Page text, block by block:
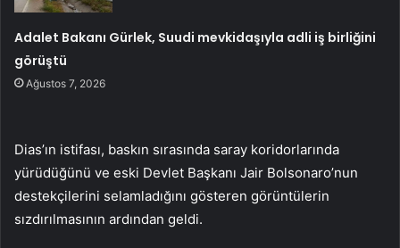
Adalet Bakanı Gürlek, Suudi mevkidaşıyla adli iş birliğini
görüştü
Ağustos 7, 2026
Dias’ın istifası, baskın sırasında saray koridorlarında
yürüdüğünü ve eski Devlet Başkanı Jair Bolsonaro’nun
destekçilerini selamladığını gösteren görüntülerin
sızdırılmasının ardından geldi.